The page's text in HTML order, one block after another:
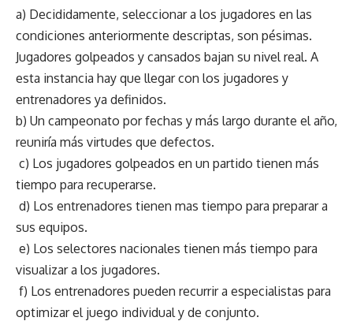
a) Decididamente, seleccionar a los jugadores en las
condiciones anteriormente descriptas, son pésimas.
Jugadores golpeados y cansados bajan su nivel real. A
esta instancia hay que llegar con los jugadores y
entrenadores ya definidos.
b) Un campeonato por fechas y más largo durante el año,
reuniría más virtudes que defectos.
c) Los jugadores golpeados en un partido tienen más
tiempo para recuperarse.
d) Los entrenadores tienen mas tiempo para preparar a
sus equipos.
e) Los selectores nacionales tienen más tiempo para
visualizar a los jugadores.
f) Los entrenadores pueden recurrir a especialistas para
optimizar el juego individual y de conjunto.